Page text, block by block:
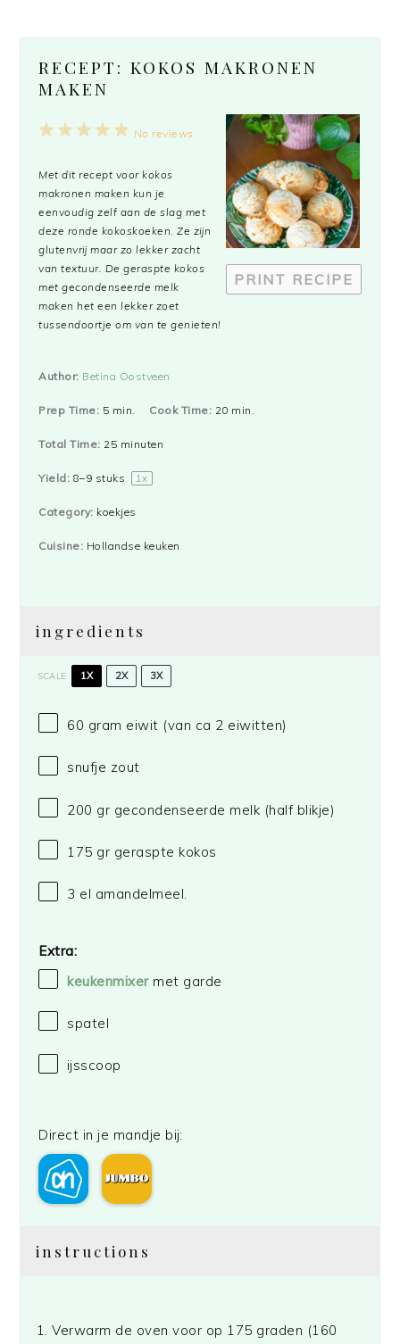
RECEPT: KOKOS MAKRONEN
MAKEN
PRINT RECIPE
5
4
3
2
1
No reviews
Met dit recept voor kokos
makronen maken kun je
eenvoudig zelf aan de slag met
deze ronde kokoskoeken. Ze zijn
glutenvrij maar zo lekker zacht
van textuur. De geraspte kokos
met gecondenseerde melk
maken het een lekker zoet
tussendoortje om van te genieten!
Author: Betina Oostveen
Prep Time: 5 min. Cook Time: 20 min.
Total Time: 25 minuten
Yield: 8–9 stuks 1x
Category: koekjes
Cuisine: Hollandse keuken
ingredients
SCALE 1X 2X 3X
60 gram eiwit (van ca 2 eiwitten)
snufje zout
200 gr gecondenseerde melk (half blikje)
175 gr geraspte kokos
3 el amandelmeel.
Extra:
keukenmixermet garde
spatel
ijsscoop
Direct in je mandje bij:
instructions
Verwarm de oven voor op 175 graden (160